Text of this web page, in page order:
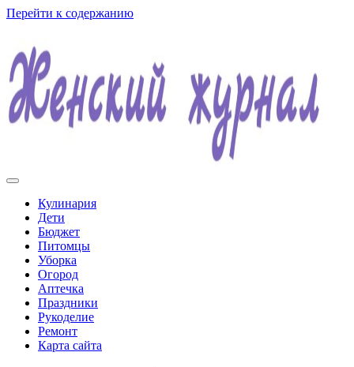
Перейти к содержанию
Женский журнал
Кулинария
Дети
Бюджет
Питомцы
Уборка
Огород
Аптечка
Праздники
Рукоделие
Ремонт
Карта сайта